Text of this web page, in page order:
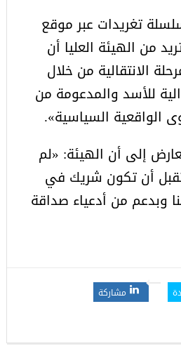
تغريدات عبر موقع
من الهيئة العليا أن
الانتقالية من خلال
للأسد والمدعومة من
الواقعية السياسية».
إلى أن الهيئة: «لم
أن تكون شريك في
وبدعم من أدعياء صداقة
مشاركة